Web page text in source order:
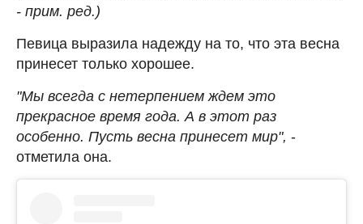
- прим. ред.)
Певица выразила надежду на то, что эта весна
принесет только хорошее.
"Мы всегда с нетерпением ждем это
прекрасное время года. А в этот раз
особенно. Пусть весна принесет мир", -
отметила она.